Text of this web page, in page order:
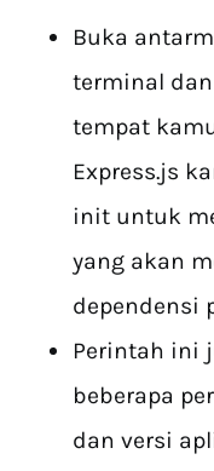
Buka
terminal
tempat
Express.js
init untuk
yang akan
dependensi
Perintah ini
beberapa
dan versi